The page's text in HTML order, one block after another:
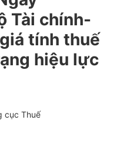
Tài chính-
tính thuế
hiệu lực
cục Thuế